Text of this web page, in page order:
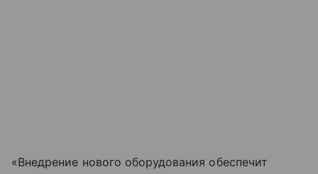
«Внедрение нового оборудования обеспечит